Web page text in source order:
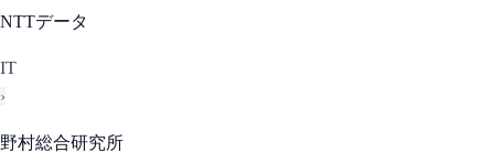
NTTデータ
IT
›
野村総合研究所